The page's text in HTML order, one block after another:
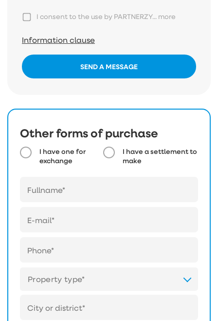
I consent to the use by PARTNERZY... more
Information clause
SEND A MESSAGE
Other forms of purchase
I have one for
exchange
I have a settlement to
make
Property type*